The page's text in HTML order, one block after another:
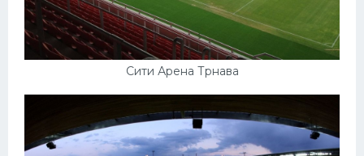
Сити Арена Трнава